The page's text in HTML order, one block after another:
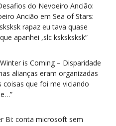
do Nevoeiro Ancião:
Ancião em Sea of Stars:
rapaz eu tava quase
apanhei ,slc ksksksksk”
is Coming – Disparidade
alianças eram organizadas
que foi me viciando
”
Bi: conta microsoft sem